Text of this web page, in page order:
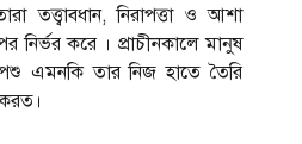
তত্ত্বাবধান, নিরাপত্তা ও আশা
নির্ভর করে । প্রাচীনকালে মানুষ
এমনকি তার নিজ হাতে তৈরি